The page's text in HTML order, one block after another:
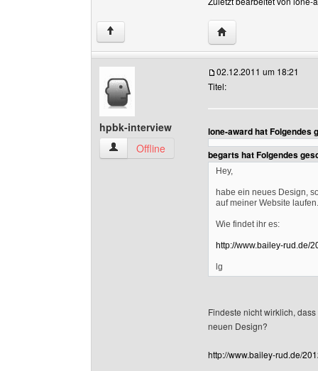
↑ Website dieses
hpbk-interview
hpbk-interview Benutzer-Profile anzeigen
Offline
02.12.2011 um 18:21
Titel:
lone-award hat Folgendes
begarts hat Folgendes
Hey,
habe ein neues Design,
auf meiner Website laufen.
Wie findet ihr es:
http://www.bailey-rud.de/
lg
Findeste nicht wirklich,
neuen Design?
http://www.bailey-rud.de/